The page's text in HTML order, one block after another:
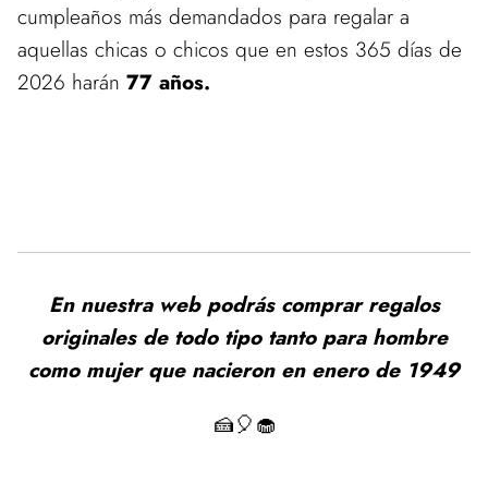
cumpleaños más demandados para regalar a
aquellas chicas o chicos que en estos 365 días de
2026 harán 77 años.
En nuestra web podrás comprar regalos
originales de todo tipo tanto para hombre
como mujer que nacieron en enero de 1949
🍰🎈🧁